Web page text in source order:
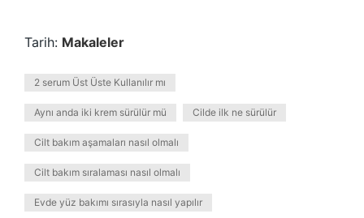
Tarih: Makaleler
2 serum Üst Üste Kullanılır mı
Aynı anda iki krem sürülür mü Cilde ilk ne sürülür
Cilt bakım aşamaları nasıl olmalı
Cilt bakım sıralaması nasıl olmalı
Evde yüz bakımı sırasıyla nasıl yapılır